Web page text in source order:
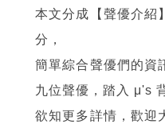
本文分成【聲優介紹
分，
簡單綜合聲優們的資
九位聲優，踏入 μ's
欲知更多詳情，歡迎